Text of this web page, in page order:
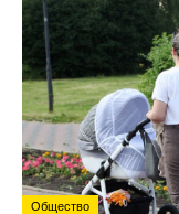
Общество